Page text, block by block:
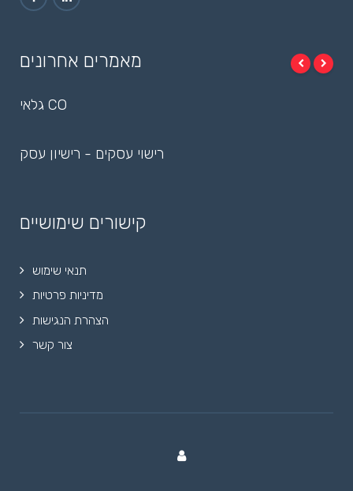
מאמרים אחרונים
גלאי CO
רישוי עסקים - רישיון עסק
קישורים שימושיים
תנאי שימוש
מדיניות פרטיות
הצהרת הנגישות
צור קשר